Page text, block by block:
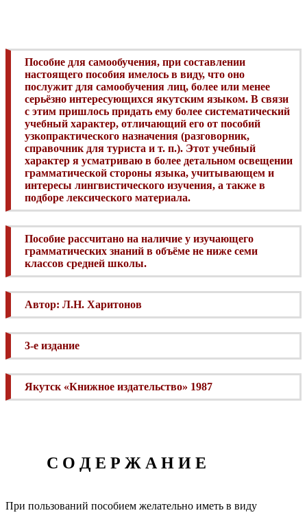
Пособие для самообучения, при составлении
настоящего пособия имелось в виду, что оно
послужит для самообучения лиц, более или менее
серьёзно интересующихся якутским языком. В связи
с этим пришлось придать ему более систематический
учебный характер, отличающий его от пособий
узкопрактического назначения (разговорник,
справочник для туриста и т. п.). Этот учебный
характер я усматриваю в более детальном освещении
грамматической стороны языка, учитывающем и
интересы лингвистического изучения, а также в
подборе лексического материала.
Пособие рассчитано на наличие у изучающего
грамматических знаний в объёме не ниже семи
классов средней школы.
Автор: Л.Н. Харитонов
3-е издание
Якутск «Книжное издательство» 1987
С О Д Е Р Ж А Н И Е
При пользований пособием желательно иметь в виду